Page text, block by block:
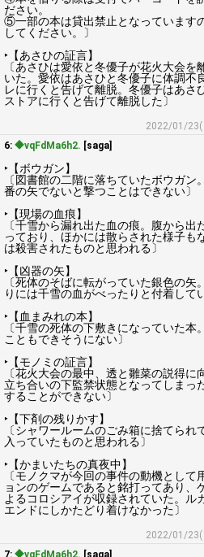
ださい。
⑤一部の本は貸出禁止となっています
してください。〕
‣【あさひの証言】
〔あさひは愛依と冬優子が花火大会
いた。愛依はあさひと冬優子に体調不
レに行くと告げて離脱。冬優子はあさ
ストアに行くと告げて離脱した〕
2022/01/23(
6: ◆vqFdMa6h2. [saga]
‣【ボウガン】
〔図書館の二階に落ちていたボウガ
番の矢でないと撃つことはできない〕
‣【現場の血痕】
〔千雪から漏れ出た血の痕。腹から
っており、ほかには散らされた様子も
は殺害されたものと思われる〕
‣【凶器の矢】
〔死体のそばに転がっていた銀色の
りには千雪の血がべったりと付着して
‣【血まみれの本】
〔千雪の死体の下敷きになっていた
こともできそうにない〕
‣【モノミの証言】
〔花火大会の最中、透と雛菜の説得に
立ち合いの下監禁状態となってしまっ
することができない〕
‣【下剤の残りかす】
〔シャワールームのごみ箱に捨てら
入っていたものと思われる〕
‣【かまいたちの真夜中】
〔モノクマが今回の事件の動機とし
ョンのゲームであると銘打ってあり、
よるコロシアイが収録されていた。ル
エンドにしかたどり着けなかった〕
2022/01/23(
7: ◆vqFdMa6h2. [saga]